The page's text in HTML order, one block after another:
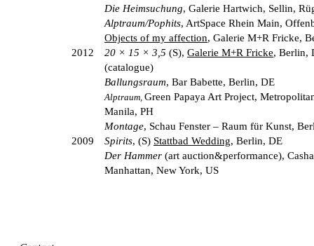
Die Heimsuchung, Galerie Hartwich, Sellin,
Alptraum/Pophits, ArtSpace Rhein Main,
Objects of my affection, Galerie M+R Fricke,
2012
20 × 15 × 3,5 (S), Galerie M+R Fricke, Berlin,
(catalogue)
Ballungsraum, Bar Babette, Berlin, DE
Alptraum, Green Papaya Art Project,
Manila, PH
Montage, Schau Fenster – Raum für Kunst,
2009
Spirits, (S) Stattbad Wedding, Berlin, DE
Der Hammer (art auction&performance),
Manhattan, New York, US